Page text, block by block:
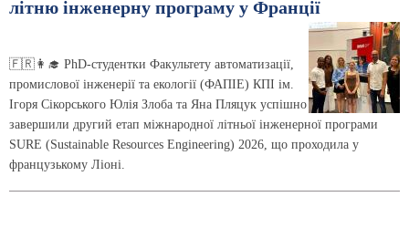
літню інженерну програму у Франції
🇫🇷👩‍🎓 PhD-студентки Факультету автоматизації,
промислової інженерії та екології (ФАПІЕ) КПІ ім.
Ігоря Сікорського Юлія Злоба та Яна Пляцук успішно
завершили другий етап міжнародної літньої інженерної програми
SURE (Sustainable Resources Engineering) 2026, що проходила у
французькому Ліоні.